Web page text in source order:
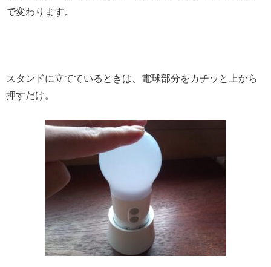
で変わります。
スタンドに立てているときは、電球部分をカチッと上から
押すだけ。